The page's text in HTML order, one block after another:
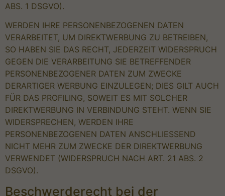
ABS. 1 DSGVO).
WERDEN IHRE PERSONENBEZOGENEN DATEN
VERARBEITET, UM DIREKTWERBUNG ZU BETREIBEN,
SO HABEN SIE DAS RECHT, JEDERZEIT WIDERSPRUCH
GEGEN DIE VERARBEITUNG SIE BETREFFENDER
PERSONENBEZOGENER DATEN ZUM ZWECKE
DERARTIGER WERBUNG EINZULEGEN; DIES GILT AUCH
FÜR DAS PROFILING, SOWEIT ES MIT SOLCHER
DIREKTWERBUNG IN VERBINDUNG STEHT. WENN SIE
WIDERSPRECHEN, WERDEN IHRE
PERSONENBEZOGENEN DATEN ANSCHLIESSEND
NICHT MEHR ZUM ZWECKE DER DIREKTWERBUNG
VERWENDET (WIDERSPRUCH NACH ART. 21 ABS. 2
DSGVO).
Beschwerde­recht bei der